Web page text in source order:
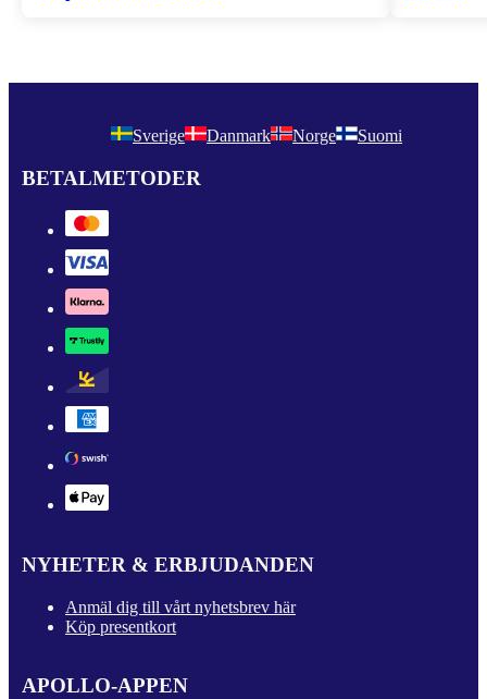
Sverige Danmark Norge Suomi
BETALMETODER
NYHETER & ERBJUDANDEN
Anmäl dig till vårt nyhetsbrev här
Köp presentkort
APOLLO-APPEN